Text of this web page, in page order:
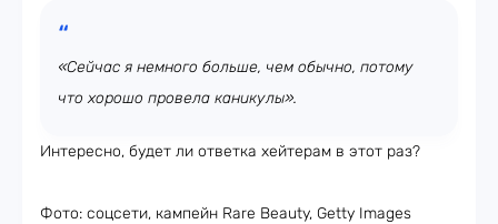
«Сейчас я немного больше, чем обычно, потому
что хорошо провела каникулы».
Интересно, будет ли ответка хейтерам в этот раз?
Фото: соцсети, кампейн Rare Beauty, Getty Images